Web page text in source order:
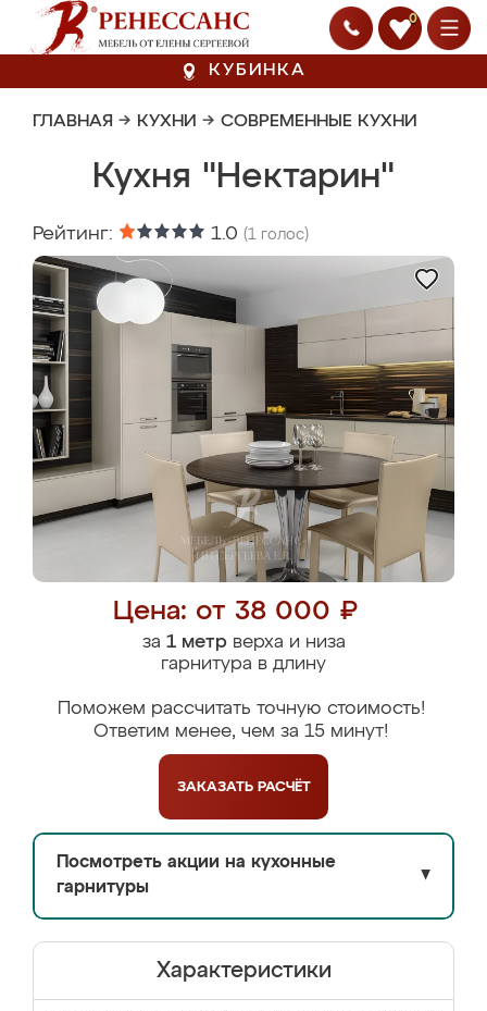
0
КУБИНКА
ГЛАВНАЯ → КУХНИ → СОВРЕМЕННЫЕ КУХНИ
Кухня "Нектарин"
Рейтинг: 1.0 (1 голос)
Цена: от 38 000 ₽
за 1 метрверха и низа
гарнитура в длину
Поможем рассчитать точную стоимость!
Ответим менее, чем за 15 минут!
ЗАКАЗАТЬ РАСЧЁТ
Посмотреть акции на кухонные
гарнитуры
▼
Характеристики